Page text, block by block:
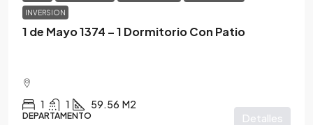
INVERSION
1 de Mayo 1374 – 1 Dormitorio Con Patio
1 1 59.56 M2
DEPARTAMENTO Detalles